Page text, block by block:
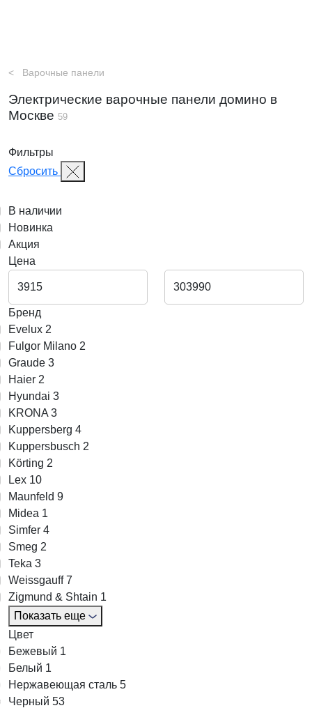
Варочные панели
Электрические варочные панели домино в
Москве 59
Фильтры
Сбросить
В наличии
Новинка
Акция
Цена
Бренд
Evelux 2
Fulgor Milano 2
Graude 3
Haier 2
Hyundai 3
KRONA 3
Kuppersberg 4
Kuppersbusch 2
Körting 2
Lex 10
Maunfeld 9
Midea 1
Simfer 4
Smeg 2
Teka 3
Weissgauff7
Zigmund & Shtain 1
Показать еще
Цвет
Бежевый 1
Белый 1
Нержавеющая сталь 5
Черный 53